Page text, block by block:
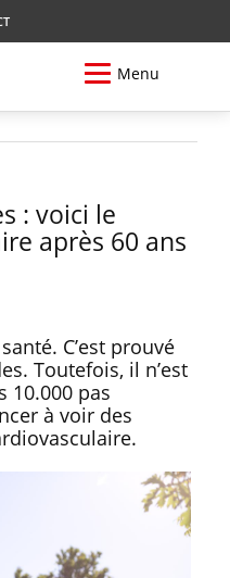
Menu
: voici le
après 60 ans
C’est prouvé
Toutefois, il n’est
10.000 pas
à voir des